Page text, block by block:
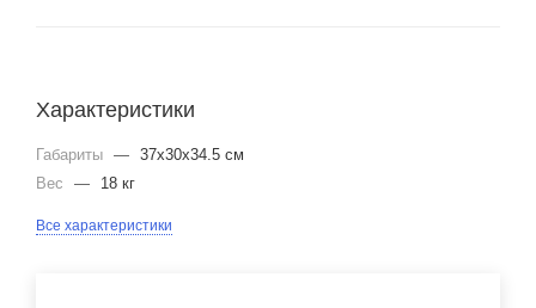
Характеристики
Габариты — 37x30x34.5 см
Вес
— 18 кг
Все характеристики